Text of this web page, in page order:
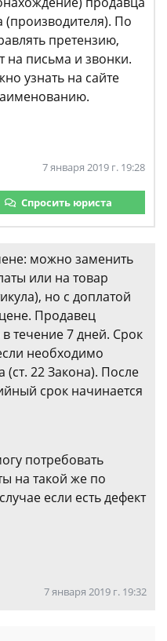
По
претензию,
на письма и звонки.
узнать на сайте
7 января 2019 г. 19:28
Спросить юриста
можно заменить
или на товар
но с доплатой
Продавец
течение 7 дней. Срок
необходимо
(ст. 22 Закона). После
срок начинается
потребовать
на такой же по
если есть дефект
7 января 2019 г. 19:32